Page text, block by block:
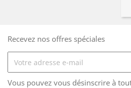
Recevez nos offres spéciales
Vous pouvez vous désinscrire à